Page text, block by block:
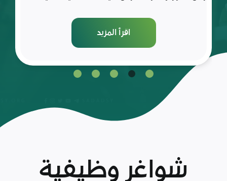
اقرأ المزيد
شواغر وظيفية